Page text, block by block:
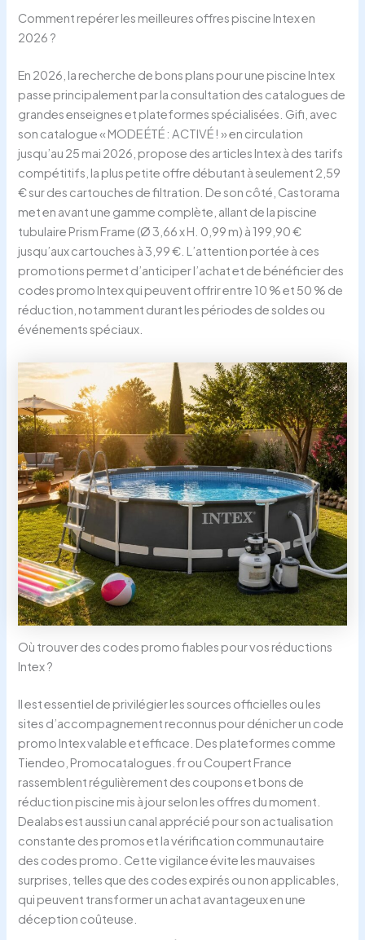
Comment repérer les meilleures offres piscine Intex en
2026 ?
En 2026, la recherche de bons plans pour une piscine Intex
passe principalement par la consultation des catalogues de
grandes enseignes et plateformes spécialisées. Gifi, avec
son catalogue « MODE ÉTÉ : ACTIVÉ ! » en circulation
jusqu’au 25 mai 2026, propose des articles Intex à des tarifs
compétitifs, la plus petite offre débutant à seulement 2,59
€ sur des cartouches de filtration. De son côté, Castorama
met en avant une gamme complète, allant de la piscine
tubulaire Prism Frame (Ø 3,66 x H. 0,99 m) à 199,90 €
jusqu’aux cartouches à 3,99 €. L’attention portée à ces
promotions permet d’anticiper l’achat et de bénéficier des
codes promo Intex qui peuvent offrir entre 10 % et 50 % de
réduction, notamment durant les périodes de soldes ou
événements spéciaux.
Où trouver des codes promo fiables pour vos réductions
Intex ?
Il est essentiel de privilégier les sources officielles ou les
sites d’accompagnement reconnus pour dénicher un code
promo Intex valable et efficace. Des plateformes comme
Tiendeo, Promocatalogues.fr ou Coupert France
rassemblent régulièrement des coupons et bons de
réduction piscine mis à jour selon les offres du moment.
Dealabs est aussi un canal apprécié pour son actualisation
constante des promos et la vérification communautaire
des codes promo. Cette vigilance évite les mauvaises
surprises, telles que des codes expirés ou non applicables,
qui peuvent transformer un achat avantageux en une
déception coûteuse.